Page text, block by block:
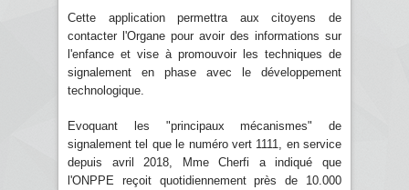
Cette application permettra aux citoyens de
contacter l'Organe pour avoir des informations sur
l'enfance et vise à promouvoir les techniques de
signalement en phase avec le développement
technologique.
Evoquant les "principaux mécanismes" de
signalement tel que le numéro vert 1111, en service
depuis avril 2018, Mme Cherfi a indiqué que
l'ONPPE reçoit quotidiennement près de 10.000